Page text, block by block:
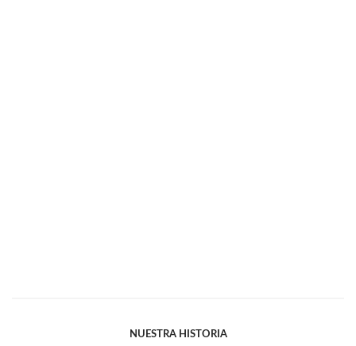
NUESTRA HISTORIA